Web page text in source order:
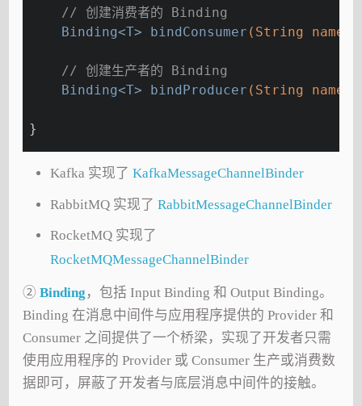
// 创建消费者的 Binding
Binding<T>
bindConsumer (String name,
// 创建生产者的 Binding
Binding<T>
bindProducer (String name,
}
Kafka 实现了 KafkaMessageChannelBinder
RabbitMQ 实现了 RabbitMessageChannelBinder
RocketMQ 实现了
RocketMQMessageChannelBinder
②Binding ，包括 Input Binding 和 Output Binding。
Binding 在消息中间件与应用程序提供的 Provider 和
Consumer 之间提供了一个桥梁，实现了开发者只需
使用应用程序的 Provider 或 Consumer 生产或消费数
据即可，屏蔽了开发者与底层消息中间件的接触。